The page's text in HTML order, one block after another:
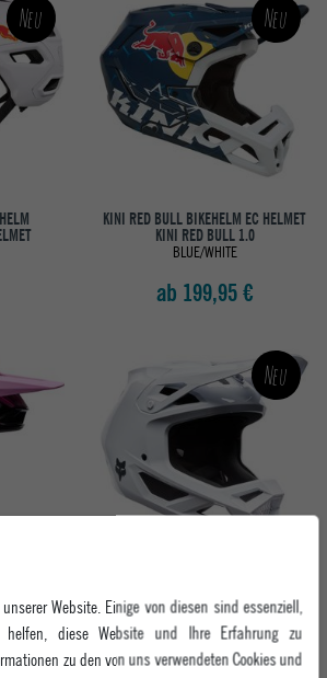
Neu Neu
KINI RED BULL BIKEHELM EC HELMET
KINI RED BULL 1.0
BLUE/WHITE
ab 199,95 €
PRO
Neu
229,95 €
Website. Einige von diesen sind essenziell,
diese Website und Ihre Erfahrung zu
zu den von uns verwendeten Cookies und